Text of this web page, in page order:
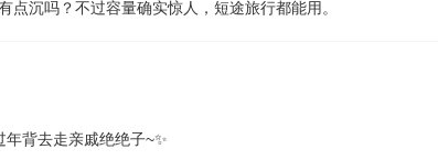
点沉吗？不过容量确实惊人，短途旅行都能用。
背去走亲戚绝绝子~✨